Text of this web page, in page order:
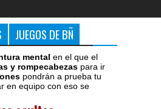
JUEGOS DE BÑ
mental en el que el
y rompecabezas para ir
pondrán a prueba tu
en equipo con eso se